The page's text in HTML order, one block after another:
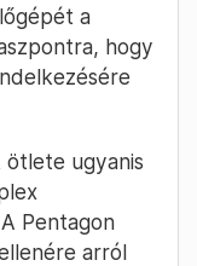
a
hogy
ötlete ugyanis
Pentagon
arról